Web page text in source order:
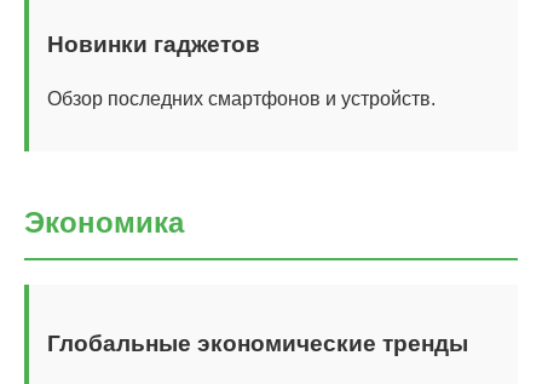
Новинки гаджетов
Обзор последних смартфонов и устройств.
Экономика
Глобальные экономические тренды